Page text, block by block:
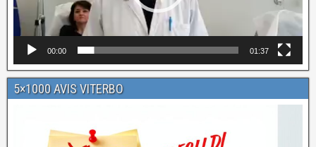
00:00 01:37
5×1000 AVIS VITERBO